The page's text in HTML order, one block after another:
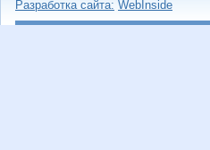
Разработка сайта: WebInside